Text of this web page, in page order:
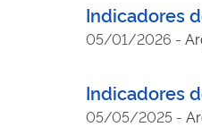
Indicadores
05/01/2026 -
Indicadores
05/05/2025 -